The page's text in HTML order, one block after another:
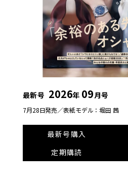
最新号 2026年 09月号
7月28日発売／表紙モデル：堀田 茜
最新号購入
定期購読